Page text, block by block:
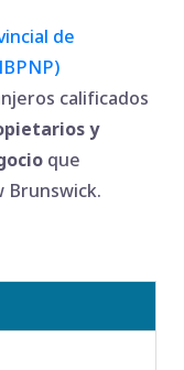
de
calificados
y
que
Brunswick.